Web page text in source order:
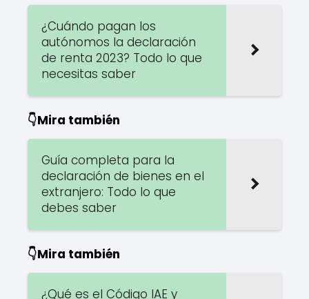
¿Cuándo pagan los
autónomos la declaración
de renta 2023? Todo lo que
necesitas saber
👇Mira también
Guía completa para la
declaración de bienes en el
extranjero: Todo lo que
debes saber
👇Mira también
¿Qué es el Código IAE y